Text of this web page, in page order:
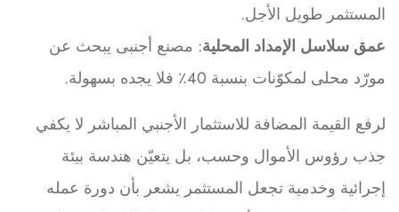
المستثمر طويل الأجل.
عمق سلاسل الإمداد المحلية: مصنع أجنبى يبحث عن
مورّد محلى لمكوّنات بنسبة 40٪ فلا يجده بسهولة.
لرفع القيمة المضافة للاستثمار الأجنبي المباشر لا يكفي
جذب رؤوس الأموال وحسب، بل يتعيّن هندسة بيئة
إجرائية وخدمية تجعل المستثمر يشعر بأن دورة عمله